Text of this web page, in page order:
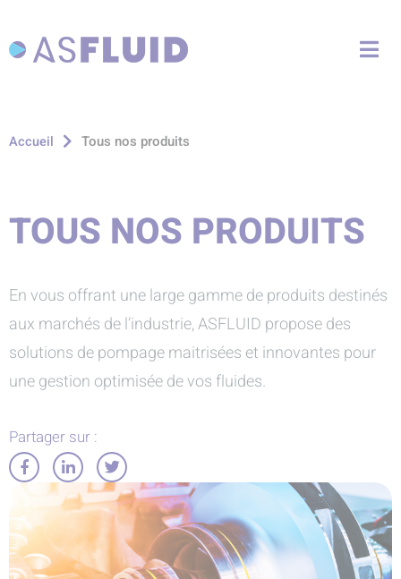
Aller à la recherche
Accueil Tous nos produits
TOUS NOS PRODUITS
En vous offrant une large gamme de produits destinés
aux marchés de l’industrie, ASFLUID propose des
solutions de pompage maitrisées et innovantes pour
une gestion optimisée de vos fluides.
Partager sur :
Partager
Facebook
Partager
sur
LinkedIn
Partager
sur
Twitter